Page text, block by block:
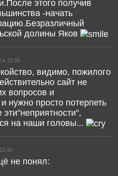
этого получив
-начать
долины Яков
в 12:34
видимо, пожилого
сайт не
вопросов и
нужно просто потерпеть
эти"неприятности",
на наши головы...
не понял: